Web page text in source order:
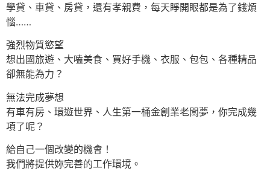
學貸、車貸、房貸，還有孝親費，每天睜開眼都是為了錢煩
惱……
強烈物質慾望
想出國旅遊、大嗑美食、買好手機、衣服、包包、各種精品
卻無能為力？
無法完成夢想
有車有房、環遊世界、人生第一桶金創業老闆夢，你完成幾
項了呢？
給自己一個改變的機會！
我們將提供妳完善的工作環境。